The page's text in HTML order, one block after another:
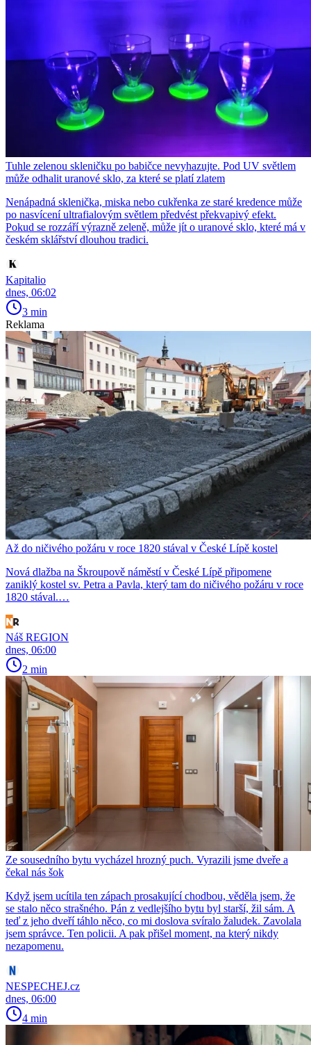
Tuhle zelenou skleničku po babičce nevyhazujte. Pod UV světlem
může odhalit uranové sklo, za které se platí zlatem
Nenápadná sklenička, miska nebo cukřenka ze staré kredence může
po nasvícení ultrafialovým světlem předvést překvapivý efekt.
Pokud se rozzáří výrazně zeleně, může jít o uranové sklo, které má v
českém sklářství dlouhou tradici.
Kapitalio
dnes, 06:02
3 min
Reklama
Až do ničivého požáru v roce 1820 stával v České Lípě kostel
Nová dlažba na Škroupově náměstí v České Lípě připomene
zaniklý kostel sv. Petra a Pavla, který tam do ničivého požáru v roce
1820 stával.…
Náš REGION
dnes, 06:00
2 min
Ze sousedního bytu vycházel hrozný puch. Vyrazili jsme dveře a
čekal nás šok
Když jsem ucítila ten zápach prosakující chodbou, věděla jsem, že
se stalo něco strašného. Pán z vedlejšího bytu byl starší, žil sám. A
teď z jeho dveří táhlo něco, co mi doslova svíralo žaludek. Zavolala
jsem správce. Ten policii. A pak přišel moment, na který nikdy
nezapomenu.
NESPECHEJ.cz
dnes, 06:00
4 min